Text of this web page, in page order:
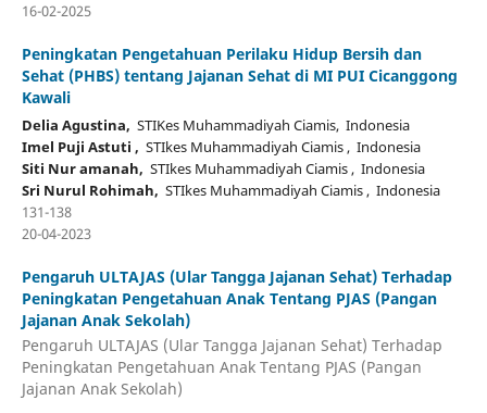
16-02-2025
Peningkatan Pengetahuan Perilaku Hidup Bersih dan
Sehat (PHBS) tentang Jajanan Sehat di MI PUI Cicanggong
Kawali
Delia Agustina, STIKes Muhammadiyah Ciamis, Indonesia
Imel Puji Astuti , STIkes Muhammadiyah Ciamis , Indonesia
Siti Nur amanah, STIkes Muhammadiyah Ciamis , Indonesia
Sri Nurul Rohimah, STIkes Muhammadiyah Ciamis , Indonesia
131-138
20-04-2023
Pengaruh ULTAJAS (Ular Tangga Jajanan Sehat) Terhadap
Peningkatan Pengetahuan Anak Tentang PJAS (Pangan
Jajanan Anak Sekolah)
Pengaruh ULTAJAS (Ular Tangga Jajanan Sehat) Terhadap
Peningkatan Pengetahuan Anak Tentang PJAS (Pangan
Jajanan Anak Sekolah)